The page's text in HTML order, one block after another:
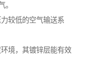
。
较低的空气输送系
境，其镀锌层能有效